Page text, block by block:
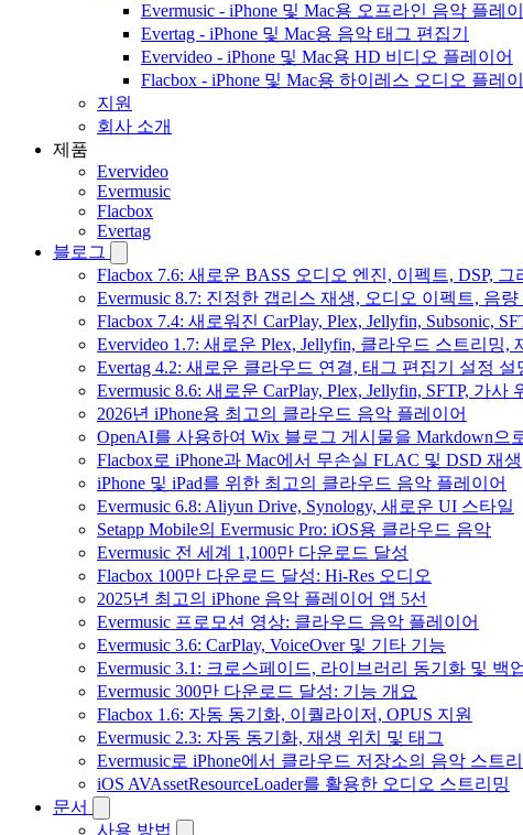
Evermusic - iPhone 및 Mac용 오프라인 음악 플레
Evertag - iPhone 및 Mac용 음악 태그 편집기
Evervideo - iPhone 및 Mac용 HD 비디오 플레이어
Flacbox - iPhone 및 Mac용 하이레스 오디오 플레
지원
회사 소개
제품
Evervideo
Evermusic
Flacbox
Evertag
블로그
Flacbox 7.6: 새로운 BASS 오디오 엔진, 이펙트, DSP,
Evermusic 8.7: 진정한 갭리스 재생, 오디오 이펙트, 음
Flacbox 7.4: 새로워진 CarPlay, Plex, Jellyfin, Subsonic,
Evervideo 1.7: 새로운 Plex, Jellyfin, 클라우드 스트리밍,
Evertag 4.2: 새로운 클라우드 연결, 태그 편집기 설정 설
Evermusic 8.6: 새로운 CarPlay, Plex, Jellyfin, SFTP, 가사
2026년 iPhone용 최고의 클라우드 음악 플레이어
OpenAI를 사용하여 Wix 블로그 게시물을 Markdown으
Flacbox로 iPhone과 Mac에서 무손실 FLAC 및 DSD 재생
iPhone 및 iPad를 위한 최고의 클라우드 음악 플레이어
Evermusic 6.8: Aliyun Drive, Synology, 새로운 UI 스타일
Setapp Mobile의 Evermusic Pro: iOS용 클라우드 음악
Evermusic 전 세계 1,100만 다운로드 달성
Flacbox 100만 다운로드 달성: Hi-Res 오디오
2025년 최고의 iPhone 음악 플레이어 앱 5선
Evermusic 프로모션 영상: 클라우드 음악 플레이어
Evermusic 3.6: CarPlay, VoiceOver 및 기타 기능
Evermusic 3.1: 크로스페이드, 라이브러리 동기화 및 백
Evermusic 300만 다운로드 달성: 기능 개요
Flacbox 1.6: 자동 동기화, 이퀄라이저, OPUS 지원
Evermusic 2.3: 자동 동기화, 재생 위치 및 태그
Evermusic로 iPhone에서 클라우드 저장소의 음악 스트리
iOS AVAssetResourceLoader를 활용한 오디오 스트리밍
문서
사용 방법